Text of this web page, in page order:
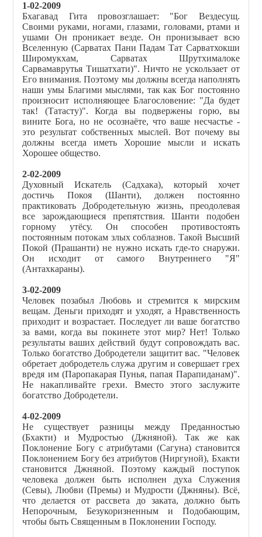
1-02-2009
Бхагавад Гита провозглашает: "Бог Вездесущ.
Своими руками, ногами, глазами, головами, ртами и
ушами Он проникает везде. Он пронизывает всю
Вселенную (Сарватах Пани Падам Тат Сарватхокши
Широмукхам, Сарватах Шрутхималоке
Сарвамаврутья Тишатхати)". Ничто не ускользает от
Его внимания. Поэтому мы должны всегда наполнять
наши умы Благими мыслями, так как Бог постоянно
произносит исполняющее Благословение: "Да будет
так! (Татасту)". Когда вы подвержены горю, вы
вините Бога, но не осознаёте, что ваше несчастье -
это результат собственных мыслей. Вот почему вы
должны всегда иметь Хорошие мысли и искать
Хорошее общество.
2-02-2009
Духовный Искатель (Садхака), который хочет
достичь Покоя (Шанти), должен постоянно
практиковать Добродетельную жизнь, преодолевая
все зарождающиеся препятствия. Шанти подобен
горному утёсу. Он способен противостоять
постоянным потокам злых соблазнов. Такой Высший
Покой (Прашанти) не нужно искать где-то снаружи.
Он исходит от самого Внутреннего "Я"
(Антахкараны).
3-02-2009
Человек позабыл Любовь и стремится к мирским
вещам. Деньги приходят и уходят, а Нравственность
приходит и возрастает. Последует ли ваше богатство
за вами, когда вы покинете этот мир? Нет! Только
результаты ваших действий будут сопровождать вас.
Только богатство Добродетели защитит вас. "Человек
обретает добродетель служа другим и совершает грех
вредя им (Паропакарая Пунья, папая Парапиданам)".
Не накапливайте грехи. Вместо этого заслужите
богатство Добродетели.
4-02-2009
Не существует разницы между Преданностью
(Бхакти) и Мудростью (Джняной). Так же как
Поклонение Богу с атрибутами (Сагуна) становится
Поклонением Богу без атрибутов (Ниргуной), Бхакти
становится Джняной. Поэтому каждый поступок
человека должен быть исполнен духа Служения
(Севы), Любви (Премы) и Мудрости (Джняны). Всё,
что делается от рассвета до заката, должно быть
Непорочным, Безукоризненным и Подобающим,
чтобы быть Священным в Поклонении Господу.